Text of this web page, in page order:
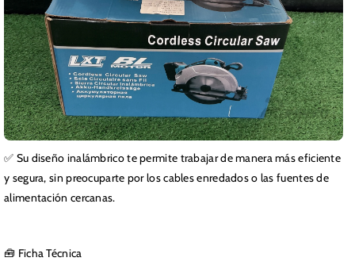
✅ Su diseño inalámbrico te permite trabajar de manera más eficiente
y segura, sin preocuparte por los cables enredados o las fuentes de
alimentación cercanas.
🧰 Ficha Técnica